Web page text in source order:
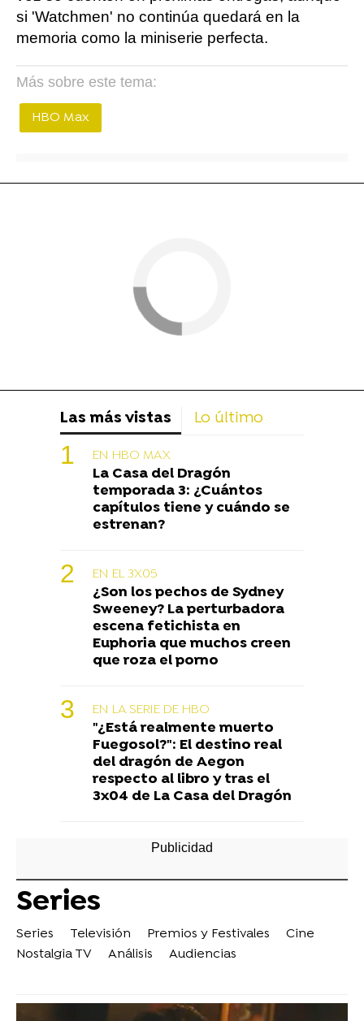
si 'Watchmen' no continúa quedará en la
memoria como la miniserie perfecta.
Más sobre este tema:
HBO Max
Las más vistas Lo último
EN HBO MAX
La Casa del Dragón
temporada 3: ¿Cuántos
capítulos tiene y cuándo se
estrenan?
EN EL 3X05
¿Son los pechos de Sydney
Sweeney? La perturbadora
escena fetichista en
Euphoria que muchos creen
que roza el porno
EN LA SERIE DE HBO
"¿Está realmente muerto
Fuegosol?": El destino real
del dragón de Aegon
respecto al libro y tras el
3x04 de La Casa del Dragón
Series
Series Televisión Premios y Festivales
Cine
Nostalgia TV
Análisis Audiencias